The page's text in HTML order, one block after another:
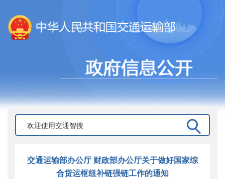
交通运输部办公厅 财政部办公厅关于做好国家综
合货运枢纽补链强链工作的通知